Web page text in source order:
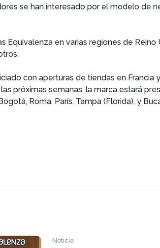
se han interesado por el modelo de
Equivalenza en varias regiones de Reino
con aperturas de tiendas en Francia y
próximas semanas, la marca estará
Roma, París, Tampa (Florida), y
Noticia